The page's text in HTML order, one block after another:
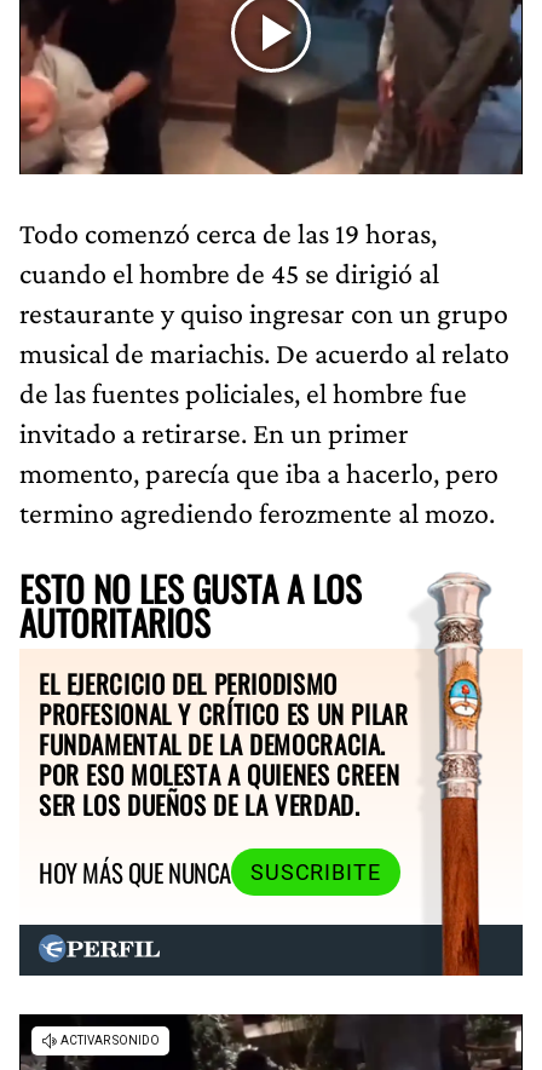
Todo comenzó cerca de las 19 horas,
cuando el hombre de 45 se dirigió al
restaurante y quiso ingresar con un grupo
musical de mariachis. De acuerdo al relato
de las fuentes policiales, el hombre fue
invitado a retirarse. En un primer
momento, parecía que iba a hacerlo, pero
termino agrediendo ferozmente al mozo.
ESTO NO LES GUSTA A LOS
AUTORITARIOS
EL EJERCICIO DEL PERIODISMO
PROFESIONAL Y CRÍTICO ES UN PILAR
FUNDAMENTAL DE LA DEMOCRACIA.
POR ESO MOLESTA A QUIENES CREEN
SER LOS DUEÑOS DE LA VERDAD.
HOY MÁS QUE NUNCA
SUSCRIBITE